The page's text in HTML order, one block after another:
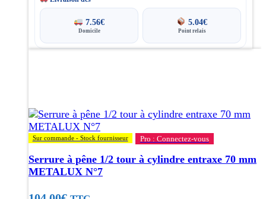
à
7.56€
Domicile
5.04€
Point relais
Sur commande - Stock fournisseur Pro : Connectez-vous
Serrure à pêne 1/2 tour à cylindre entraxe 70 mm
METALUX N°7
Les
options
peuvent
être
choisies
sur